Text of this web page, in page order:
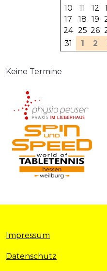
10
11 12
17
18 19
24 25 26
31
1 2
Keine Termine
Impressum
Datenschutz